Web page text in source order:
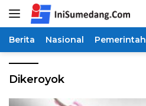
Langsung
Berita Nasional Pemerintah
Dikeroyok